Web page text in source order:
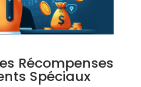
Récompenses
Spéciaux